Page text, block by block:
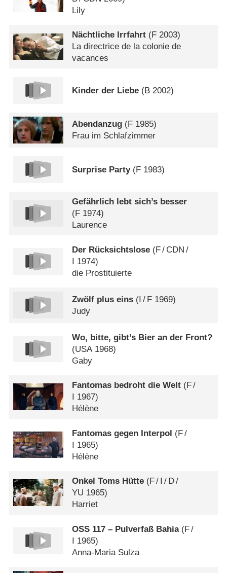
Lily
Nächtliche Irrfahrt (F 2003)
La directrice de la colonie de
vacances
Kinder der Liebe (B 2002)
Abendanzug (F 1985)
Frau im Schlafzimmer
Surprise Party(F 1983)
Gefährlich lebt sich’s besser
(F 1974)
Laurence
Der Rücksichtslose (F/ CDN /
I 1974)
die Prostituierte
Zwölf plus eins (I / F 1969)
Judy
Wo, bitte, gibt’s Bier an der Front?
(USA 1968)
Gaby
Fantomas bedroht die Welt (F/
I 1967)
Hélène
Fantomas gegen Interpol (F/
I 1965)
Hélène
Onkel Toms Hütte (F/ I / D/
YU 1965)
Harriet
OSS 117 – Pulverfaß Bahia(F/
I 1965)
Anna-Maria Sulza